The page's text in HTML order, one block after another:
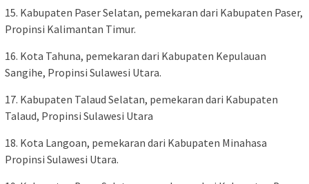
15. Kabupaten Paser Selatan, pemekaran dari Kabupaten Paser,
Propinsi Kalimantan Timur.
16. Kota Tahuna, pemekaran dari Kabupaten Kepulauan
Sangihe, Propinsi Sulawesi Utara.
17. Kabupaten Talaud Selatan, pemekaran dari Kabupaten
Talaud, Propinsi Sulawesi Utara
18. Kota Langoan, pemekaran dari Kabupaten Minahasa
Propinsi Sulawesi Utara.